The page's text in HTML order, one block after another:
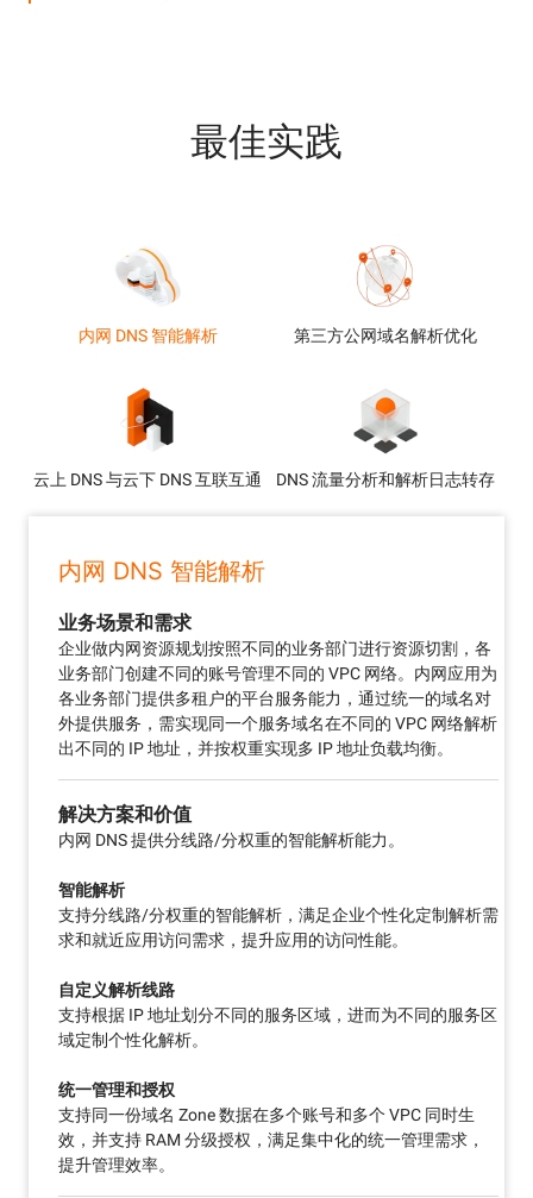
最佳实践
内网 DNS 智能解析 第三方公网域名解析优化
云上 DNS 与云下 DNS 互联互通 DNS 流量分析和解析日志转存
内网 DNS 智能解析
业务场景和需求
企业做内网资源规划按照不同的业务部门进行资源切割，各
业务部门创建不同的账号管理不同的 VPC 网络。内网应用为
各业务部门提供多租户的平台服务能力，通过统一的域名对
外提供服务，需实现同一个服务域名在不同的 VPC 网络解析
出不同的 IP 地址，并按权重实现多 IP 地址负载均衡。
解决方案和价值
内网 DNS 提供分线路/分权重的智能解析能力。
智能解析
支持分线路/分权重的智能解析，满足企业个性化定制解析需
求和就近应用访问需求，提升应用的访问性能。
自定义解析线路
支持根据 IP 地址划分不同的服务区域，进而为不同的服务区
域定制个性化解析。
统一管理和授权
支持同一份域名 Zone 数据在多个账号和多个 VPC 同时生
效，并支持 RAM 分级授权，满足集中化的统一管理需求，
提升管理效率。